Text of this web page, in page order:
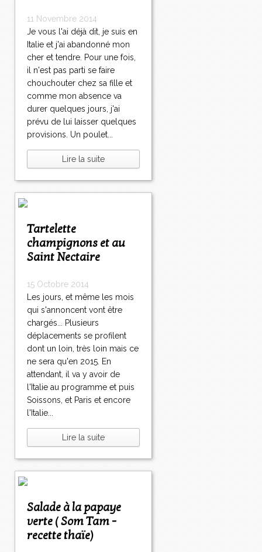
11 Novembre 2014
Je vous l'ai déjà dit, je suis en
Italie et j'ai abandonné mon
cher et tendre. Pour une fois,
il n'est pas parti se faire
chouchouter chez sa fille et
comme mon absence va
durer quelques jours, j'ai
prévu de lui laisser quelques
provisions. Un poulet...
Lire la suite
Tartelette
champignons et au
Saint Nectaire
15 Octobre 2014
Les jours, et même les mois
qui s'annoncent vont être
chargés... Plusieurs
déplacements se profilent
dont un loin, très loin mais ce
ne sera qu'en 2015. En
attendant, il va y avoir de
l'Italie au programme et puis
Soissons, et Paris et encore
l'Italie...
Lire la suite
Salade à la papaye
verte ( Som Tam -
recette thaïe)